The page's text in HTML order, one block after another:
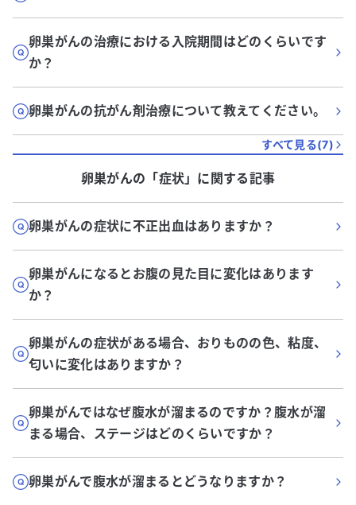
卵巣がんの治療における入院期間はどのくらいです
か？
卵巣がんの抗がん剤治療について教えてください。
すべて見る(7)
卵巣がんの「症状」に関する記事
卵巣がんの症状に不正出血はありますか？
卵巣がんになるとお腹の見た目に変化はあります
か？
卵巣がんの症状がある場合、おりものの色、粘度、
匂いに変化はありますか？
卵巣がんではなぜ腹水が溜まるのですか？腹水が溜
まる場合、ステージはどのくらいですか？
卵巣がんで腹水が溜まるとどうなりますか？